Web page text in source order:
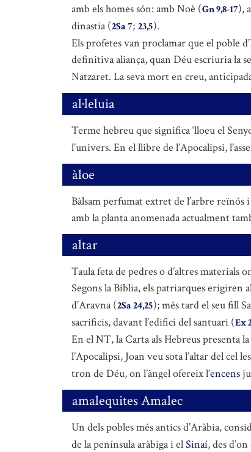
amb els homes són: amb Noè (Gn 9,8-17),
dinastia (2Sa 7; 23,5).
Els profetes van proclamar que el poble
definitiva aliança, quan Déu escriuria la
Natzaret. La seva mort en creu,
al·leluia
Terme hebreu que significa ‘lloeu el
l’univers. En el llibre de l’Apocalipsi,
àloe
Bàlsam perfumat extret de l’arbre reïnós
amb la planta anomenada actualment
altar
Taula feta de pedres o d’altres materials
Segons la Bíblia, els patriarques erigiren
d’Aravna (2Sa 24,25); més tard el seu fill
sacrificis, davant l’edifici del santuari (Ex
En el NT, la Carta als Hebreus presenta
l’Apocalipsi, Joan veu sota l’altar del cel
tron de Déu, on l’àngel ofereix l’encens
amalequites Amalec
Un dels pobles més antics d’Aràbia,
de la península aràbiga i elSinaí, des